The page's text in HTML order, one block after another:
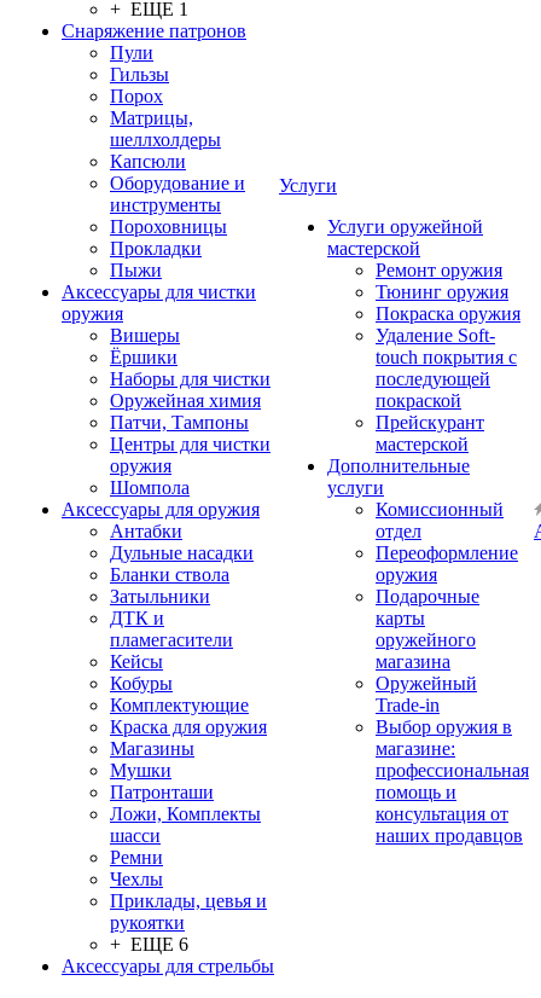
+ ЕЩЕ 1
Снаряжение патронов
Пули
Гильзы
Порох
Матрицы,
шеллхолдеры
Капсюли
Оборудование и
инструменты
Пороховницы
Прокладки
Пыжи
Аксессуары для чистки
оружия
Вишеры
Ёршики
Наборы для чистки
Оружейная химия
Патчи, Тампоны
Центры для чистки
оружия
Шомпола
Аксессуары для оружия
Антабки
Дульные насадки
Бланки ствола
Затыльники
ДТК и
пламегасители
Кейсы
Кобуры
Комплектующие
Краска для оружия
Магазины
Мушки
Патронташи
Ложи, Комплекты
шасси
Ремни
Чехлы
Приклады, цевья и
рукоятки
+ ЕЩЕ 6
Аксессуары для стрельбы
Услуги
Услуги оружейной
мастерской
Ремонт оружия
Тюнинг оружия
Покраска оружия
Удаление Soft-
touch покрытия с
последующей
покраской
Прейскурант
мастерской
Дополнительные
услуги
Комиссионный
отдел
Переоформление
оружия
Подарочные
карты
оружейного
магазина
Оружейный
Trade-in
Выбор оружия в
магазине:
профессиональная
помощь и
консультация от
наших продавцов